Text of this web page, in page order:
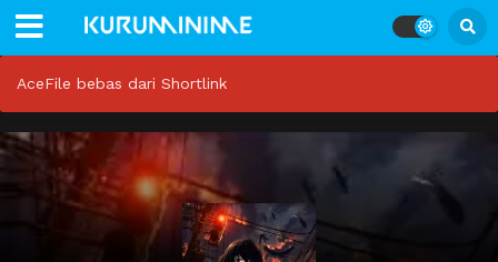
AceFile bebas dari Shortlink